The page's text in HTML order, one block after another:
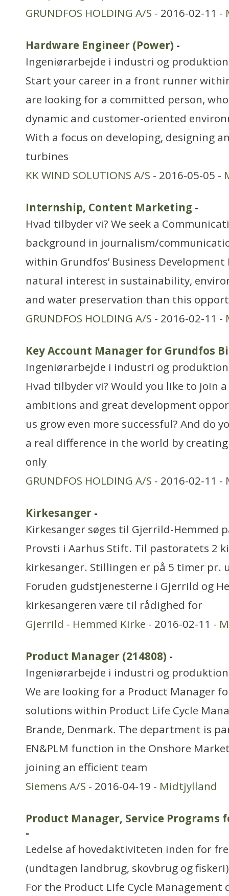
GRUNDFOS HOLDING A/S - 2016-02-11 -
Hardware Engineer (Power) -
Ingeniørarbejde i industri og produktion
Start your career in a front runner
are looking for a committed person,
dynamic and customer-oriented
With a focus on developing, designing
turbines
KK WIND SOLUTIONS A/S - 2016-05-05 -
Internship, Content Marketing -
Hvad tilbyder vi? We seek a
background in journalism/
within Grundfos’ Business
natural interest in sustainability,
and water preservation than this
GRUNDFOS HOLDING A/S - 2016-02-11 -
Key Account Manager for Grundfos
Ingeniørarbejde i industri og produktion
Hvad tilbyder vi? Would you like to join
ambitions and great development
us grow even more successful? And do
a real difference in the world by
only
GRUNDFOS HOLDING A/S - 2016-02-11 -
Kirkesanger -
Kirkesanger søges til Gjerrild-Hemmed
Provsti i Aarhus Stift. Til pastoratets 2
kirkesanger. Stillingen er på 5 timer pr.
Foruden gudstjenesterne i Gjerrild og
kirkesangeren være til rådighed for
Gjerrild - Hemmed Kirke - 2016-02-11 -
Product Manager (214808) -
Ingeniørarbejde i industri og produktion
We are looking for a Product Manager
solutions within Product Life Cycle
Brande, Denmark. The department is
EN&PLM function in the Onshore
joining an efficient team
Siemens A/S - 2016-04-19 - Midtjylland
Product Manager, Service Programs
-
Ledelse af hovedaktiviteten inden for
(undtagen landbrug, skovbrug og fiskeri)
For the Product Life Cycle